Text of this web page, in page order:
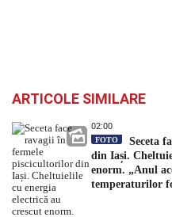
ARTICOLE SIMILARE
02:00
FOTO
Seceta
din Iași.
enorm. „Anul
temperaturilor